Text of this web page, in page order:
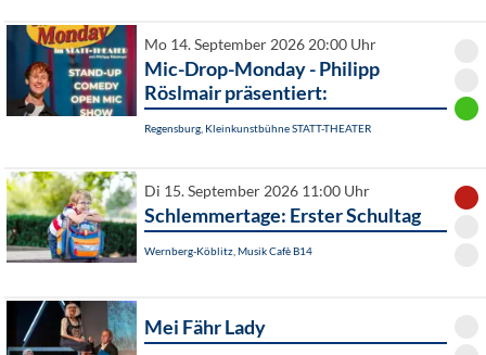
Mo 14. September 2026 20:00 Uhr
Mic-Drop-Monday - Philipp
Röslmair präsentiert:
Regensburg, Kleinkunstbühne STATT-THEATER
Di 15. September 2026 11:00 Uhr
Schlemmertage: Erster Schultag
Wernberg-Köblitz, Musik Cafè B14
Mei Fähr Lady